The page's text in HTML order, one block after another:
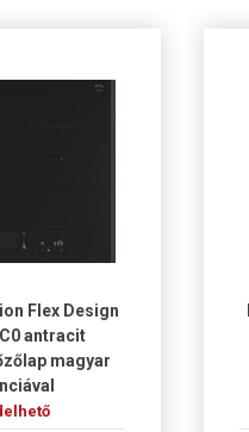
Flex Design
antracit
magyar